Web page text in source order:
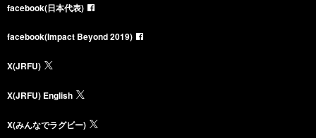
facebook(日本代表)
facebook(Impact Beyond 2019)
X(JRFU)
X(JRFU) English
X(みんなでラグビー)